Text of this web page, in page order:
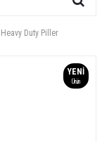
Heavy Duty Piller
YENI
Ürün